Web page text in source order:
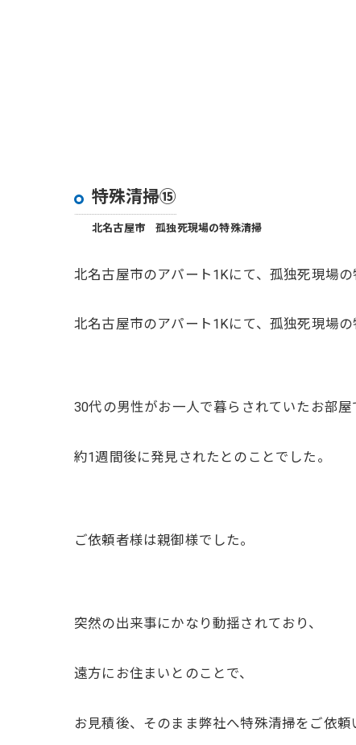
特殊清掃⑮
北名古屋市 孤独死現場の特殊清掃
北名古屋市のアパート1Kにて、孤独死現場の
北名古屋市のアパート1Kにて、孤独死現場の
30代の男性がお一人で暮らされていたお部屋
約1週間後に発見されたとのことでした。
ご依頼者様は親御様でした。
突然の出来事にかなり動揺されており、
遠方にお住まいとのことで、
お見積後、そのまま弊社へ特殊清掃をご依頼